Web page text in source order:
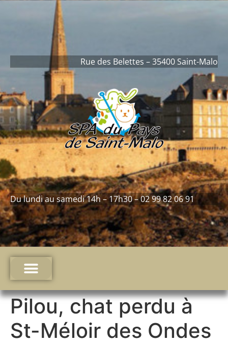
Rue des Belettes – 35400 Saint-Malo
Du lundi au samedi 14h – 17h30 – 02 99 82 06 91
Pilou, chat perdu à
St-Méloir des Ondes